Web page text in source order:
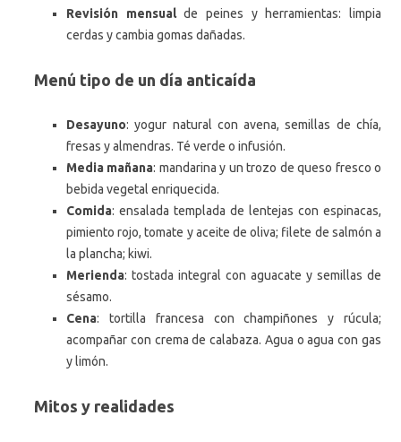
Revisión mensualde peines y herramientas: limpia
cerdas y cambia gomas dañadas.
Menú tipo de un día anticaída
Desayuno: yogur natural con avena, semillas de chía,
fresas y almendras. Té verde o infusión.
Media mañana: mandarina y un trozo de queso fresco o
bebida vegetal enriquecida.
Comida: ensalada templada de lentejas con espinacas,
pimiento rojo, tomate y aceite de oliva; filete de salmón a
la plancha; kiwi.
Merienda: tostada integral con aguacate y semillas de
sésamo.
Cena: tortilla francesa con champiñones y rúcula;
acompañar con crema de calabaza. Agua o agua con gas
y limón.
Mitos y realidades